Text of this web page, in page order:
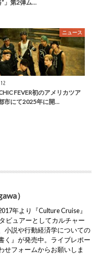
”」第2弾ム…
ニュース
FEVER初のアメリカツア
市にて2025年に開…
）
年より『Culture Cruise』
ビュアーとしてカルチャー
小説や行動経済学についての
く』が発売中。ライブレポー
せフォームからお願いしま